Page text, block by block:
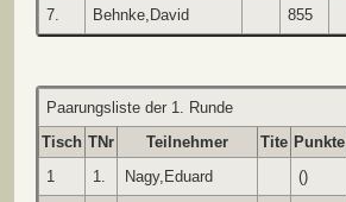
7. Behnke,David 855
Paarungsliste der 1. Runde
Tisch TNr Teilnehmer Tite Punkte
1
1. Nagy,Eduard ()